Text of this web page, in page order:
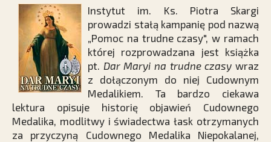
Instytut im. Ks. Piotra Skargi
prowadzi stałą kampanię pod nazwą
„Pomoc na trudne czasy", w ramach
której rozprowadzana jest książka
pt. Dar Maryi na trudne czasy wraz
z dołączonym do niej Cudownym
Medalikiem. Ta bardzo ciekawa
lektura opisuje historię objawień Cudownego
Medalika, modlitwy i świadectwa łask otrzymanych
za przyczyną Cudownego Medalika Niepokalanej,